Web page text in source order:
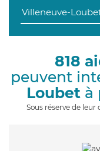
818
peuvent
Loubet à
Sous réserve de